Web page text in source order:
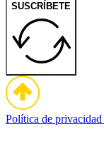
SUSCRÍBETE
Política de privacidad